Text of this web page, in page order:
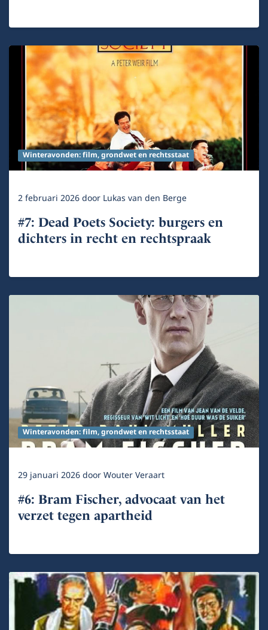
Winteravonden: film, grondwet en rechtsstaat
2 februari 2026door Lukas van den Berge
#7: Dead Poets Society: burgers en
dichters in recht en rechtspraak
Winteravonden: film, grondwet en rechtsstaat
29 januari 2026doorWouter Veraart
#6: Bram Fischer, advocaat van het
verzet tegen apartheid